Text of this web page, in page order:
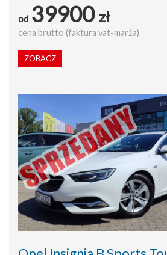
od 39900 zł
cena brutto (faktura vat-marża)
ZOBACZ